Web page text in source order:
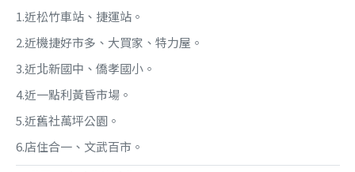
1.近松竹車站、捷運站。
2.近機捷好市多、大買家、特力屋。
3.近北新國中、僑孝國小。
4.近一點利黃昏市場。
5.近舊社萬坪公園。
6.店住合一、文武百市。